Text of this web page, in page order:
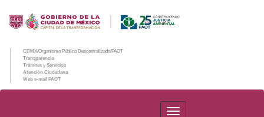
CDMX/Organismo Público Descentralizado/PAOT
Transparencia
Trámites y Servicios
Atención Ciudadana
Web e-mail PAOT
PAOT